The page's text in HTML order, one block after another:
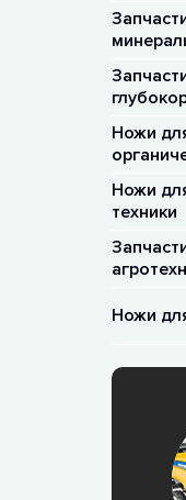
Ножи
Ножи
техники
Ножи